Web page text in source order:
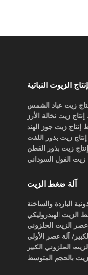
الزيوت النباتية
زيت عباد الشمس
زيت نخالة الأرز
إنتاج زيت جوز الهند
زيت بذور اللفت
زيت بذور القطن
زيت الفول السوداني
آلة ضغط الزيت
الباردة والساخنة
الزيت الهيدروليكي
آلة عصر الأولي
الحلزوني الكبير
بالحجم المتوسط